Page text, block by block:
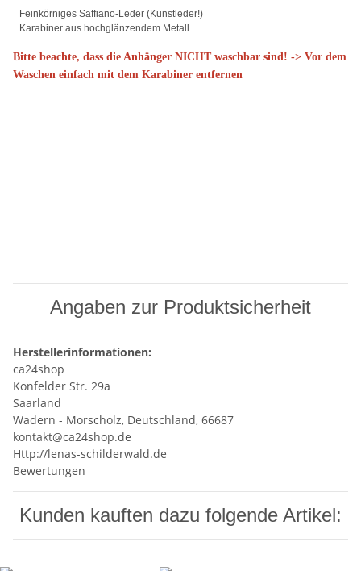
Feinkörniges Saffiano-Leder (Kunstleder!)
Karabiner aus hochglänzendem Metall
Bitte beachte, dass die Anhänger NICHT waschbar sind! -> Vor dem
Waschen einfach mit dem Karabiner entfernen
Angaben zur Produktsicherheit
Herstellerinformationen:
ca24shop
Konfelder Str. 29a
Saarland
Wadern - Morscholz, Deutschland, 66687
kontakt@ca24shop.de
Http://lenas-schilderwald.de
Bewertungen
Kunden kauften dazu folgende Artikel: